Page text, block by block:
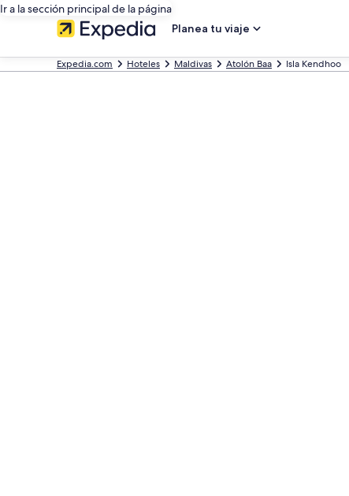
Ir a la sección principal de la página
Planea tu viaje
Expedia.com Hoteles Maldivas Atolón Baa Isla Kendhoo